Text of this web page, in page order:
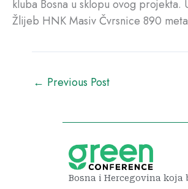
kluba Bosna u sklopu ovog
Žlijeb HNK Masiv Čvrsnice 890
← Previous Post
Bosna i Hercegovina koja